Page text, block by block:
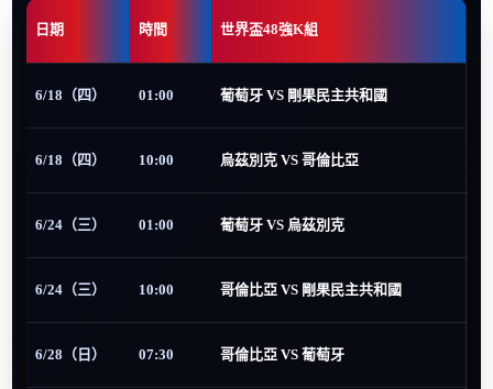
日期 時間 世界盃48強K組
6/18（四） 01:00 葡萄牙 VS 剛果民主共和國
6/18（四） 10:00 烏茲別克 VS 哥倫比亞
6/24（三） 01:00 葡萄牙 VS 烏茲別克
6/24（三） 10:00 哥倫比亞 VS 剛果民主共和國
6/28（日） 07:30 哥倫比亞 VS 葡萄牙